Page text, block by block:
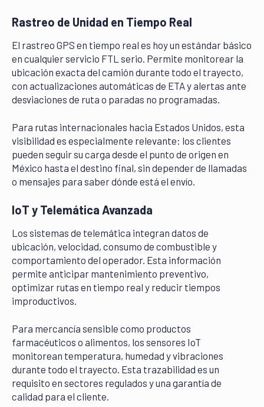
Rastreo de Unidad en Tiempo Real
El rastreo GPS en tiempo real es hoy un estándar básico
en cualquier servicio FTL serio. Permite monitorear la
ubicación exacta del camión durante todo el trayecto,
con actualizaciones automáticas de ETA y alertas ante
desviaciones de ruta o paradas no programadas.
Para rutas internacionales hacia Estados Unidos, esta
visibilidad es especialmente relevante: los clientes
pueden seguir su carga desde el punto de origen en
México hasta el destino final, sin depender de llamadas
o mensajes para saber dónde está el envío.
IoT y Telemática Avanzada
Los sistemas de telemática integran datos de
ubicación, velocidad, consumo de combustible y
comportamiento del operador. Esta información
permite anticipar mantenimiento preventivo,
optimizar rutas en tiempo real y reducir tiempos
improductivos.
Para mercancía sensible como productos
farmacéuticos o alimentos, los sensores IoT
monitorean temperatura, humedad y vibraciones
durante todo el trayecto. Esta trazabilidad es un
requisito en sectores regulados y una garantía de
calidad para el cliente.